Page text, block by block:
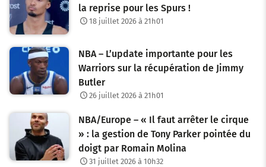
e
s
r
c
la reprise pour les Spurs !
18 juillet 2026 à 21h01
NBA – L’update importante pour les
Warriors sur la récupération de Jimmy
Butler
26 juillet 2026 à 21h01
NBA/Europe – « Il faut arrêter le cirque
» : la gestion de Tony Parker pointée du
doigt par Romain Molina
31 juillet 2026 à 10h32